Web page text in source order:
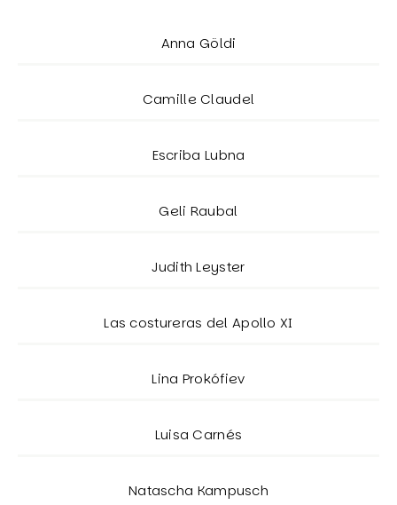
Anna Göldi
Camille Claudel
Escriba Lubna
Geli Raubal
Judith Leyster
Las costureras del Apollo XI
Lina Prokófiev
Luisa Carnés
Natascha Kampusch